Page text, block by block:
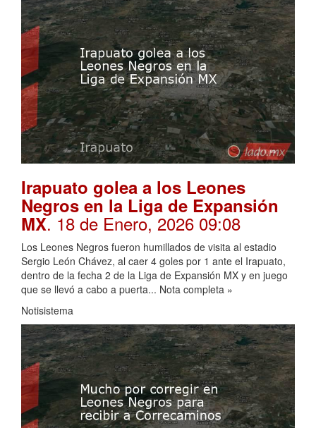
Irapuato golea a los Leones
Negros en la Liga de Expansión
MX. 18 de Enero, 2026 09:08
Los Leones Negros fueron humillados de visita al estadio
Sergio León Chávez, al caer 4 goles por 1 ante el Irapuato,
dentro de la fecha 2 de la Liga de Expansión MX y en juego
que se llevó a cabo a puerta... Nota completa »
Notisistema